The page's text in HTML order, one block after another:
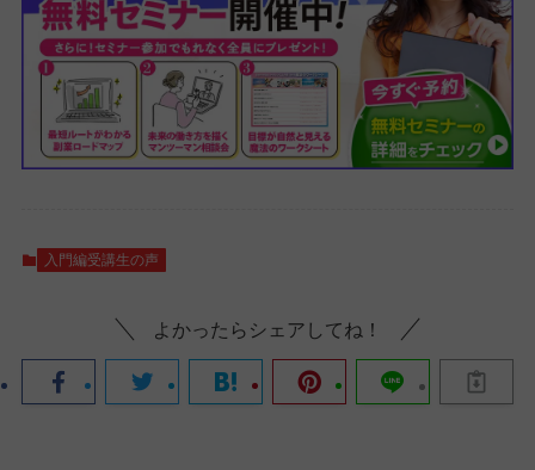
入門編受講生の声
よかったらシェアしてね！